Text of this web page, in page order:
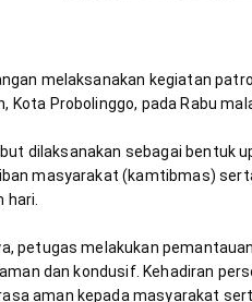
melaksanakan kegiatan
dilaksanakan sebagai bentuk
masyarakat (kamtibmas)
petugas melakukan
dan kondusif. Kehadiran